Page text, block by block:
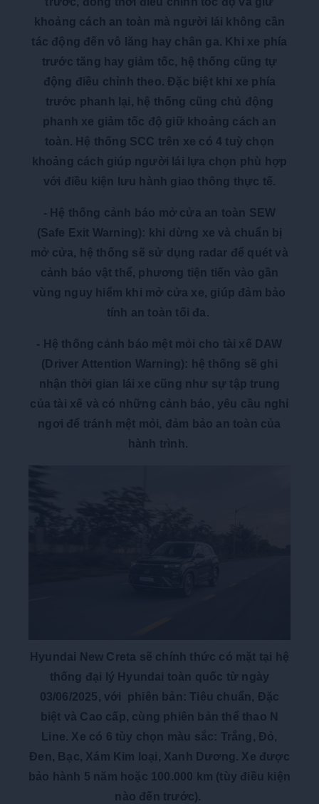
khoảng cách an toàn mà người lái không cần
tác động đến vô lăng hay chân ga. Khi xe phía
trước tăng hay giảm tốc, hệ thống cũng tự
động điều chỉnh theo. Đặc biệt khi xe phía
trước phanh lại, hệ thống cũng chủ động
phanh xe giảm tốc độ giữ khoảng cách an
toàn. Hệ thống SCC trên xe có 4 tuỳ chọn
khoảng cách giúp người lái lựa chọn phù hợp
với điều kiện lưu hành giao thông thực tế.
- Hệ thống cảnh báo mở cửa an toàn SEW
(Safe Exit Warning):
khi dừng xe và chuẩn bị
mở cửa, hệ thống sẽ sử dụng radar để quét và
cảnh báo vật thể, phương tiện tiến vào gần
vùng nguy hiểm khi mở cửa xe, giúp đảm bảo
tính an toàn tối đa.
- Hệ thống cảnh báo mệt mỏi cho tài xế DAW
(Driver Attention Warning):
hệ thống sẽ ghi
nhận thời gian lái xe cũng như sự tập trung
của tài xế và có những cảnh báo, yêu cầu nghỉ
ngơi để tránh mệt mỏi, đảm bảo an toàn của
hành trình.
Hyundai New Creta sẽ chính thức có mặt tại hệ
thống đại lý Hyundai toàn quốc từ ngày
03/06/2025, với phiên bản: Tiêu chuẩn, Đặc
biệt và Cao cấp, cùng phiên bản thể thao N
Line. Xe có 6 tùy chọn màu sắc: Trắng, Đỏ,
Đen, Bạc, Xám Kim loại, Xanh Dương. Xe được
bảo hành 5 năm hoặc 100.000 km (tùy điều kiện
nào đến trước).